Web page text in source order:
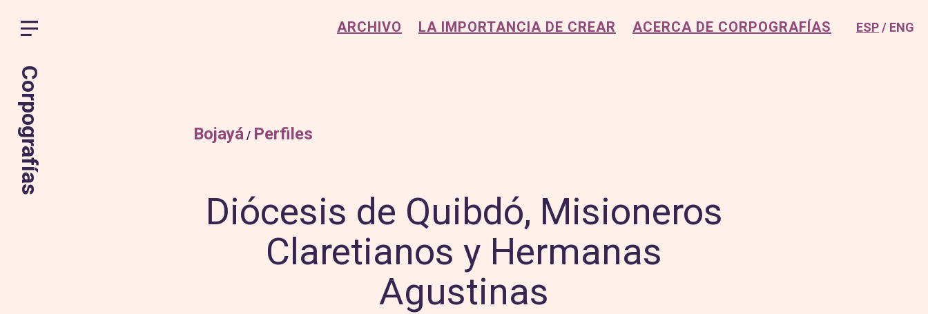
Skip
content
Corpografías
ARCHIVO LA IMPORTANCIA DE CREAR ACERCA DE CORPOGRAFÍAS ESP ENG
Bojayá / Perfiles
Diócesis de Quibdó, Misioneros
Claretianos y Hermanas
Agustinas